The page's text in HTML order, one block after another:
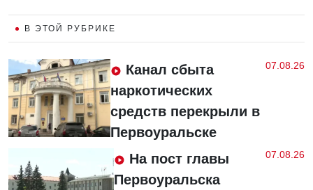
В ЭТОЙ РУБРИКЕ
Канал сбыта
наркотических
средств перекрыли в
Первоуральске
07.08.26
На пост главы
Первоуральска
07.08.26